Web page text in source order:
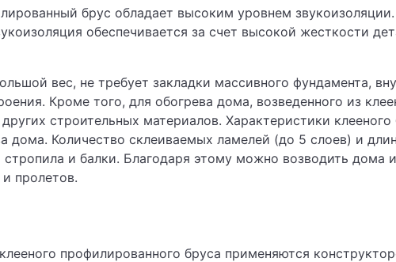
брус обладает высоким уровнем
обеспечивается за счет высокой жесткости
вес, не требует закладки массивного фундамента,
Кроме того, для обогрева дома, возведенного из
строительных материалов. Характеристики
дома. Количество склеиваемых ламелей (до 5 слоев) и
стропила и балки. Благодаря этому можно возводить дома
пролетов.
профилированного бруса применяются